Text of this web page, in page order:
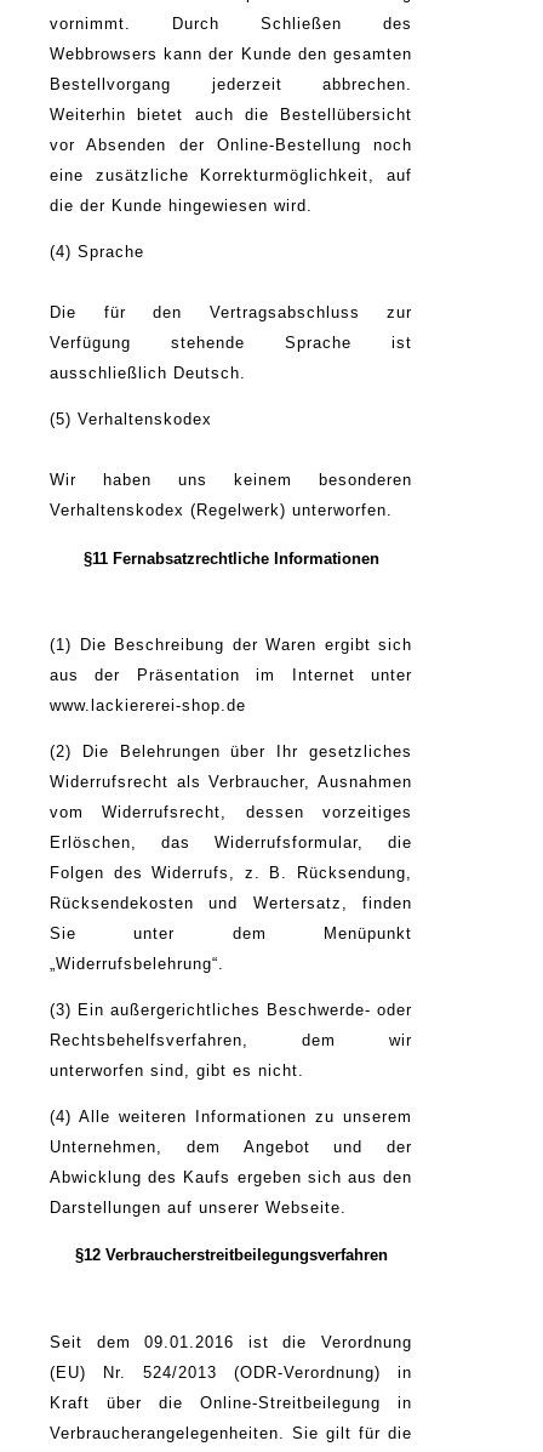
vornimmt. Durch Schließen des
Webbrowsers kann der Kunde den gesamten
Bestellvorgang jederzeit abbrechen.
Weiterhin bietet auch die Bestellübersicht
vor Absenden der Online-Bestellung noch
eine zusätzliche Korrekturmöglichkeit, auf
die der Kunde hingewiesen wird.
(4) Sprache
Die für den Vertragsabschluss zur
Verfügung stehende Sprache ist
ausschließlich Deutsch.
(5) Verhaltenskodex
Wir haben uns keinem besonderen
Verhaltenskodex (Regelwerk) unterworfen.
§11 Fernabsatzrechtliche Informationen
(1) Die Beschreibung der Waren ergibt sich
aus der Präsentation im Internet unter
www.lackiererei-shop.de
(2) Die Belehrungen über Ihr gesetzliches
Widerrufsrecht als Verbraucher, Ausnahmen
vom Widerrufsrecht, dessen vorzeitiges
Erlöschen, das Widerrufsformular, die
Folgen des Widerrufs, z. B. Rücksendung,
Rücksendekosten und Wertersatz, finden
Sie unter dem Menüpunkt
„Widerrufsbelehrung“.
(3) Ein außergerichtliches Beschwerde- oder
Rechtsbehelfsverfahren, dem wir
unterworfen sind, gibt es nicht.
(4) Alle weiteren Informationen zu unserem
Unternehmen, dem Angebot und der
Abwicklung des Kaufs ergeben sich aus den
Darstellungen auf unserer Webseite.
§12 Verbraucherstreitbeilegungsverfahren
Seit dem 09.01.2016 ist die Verordnung
(EU) Nr. 524/2013 (ODR-Verordnung) in
Kraft über die Online-Streitbeilegung in
Verbraucherangelegenheiten. Sie gilt für die